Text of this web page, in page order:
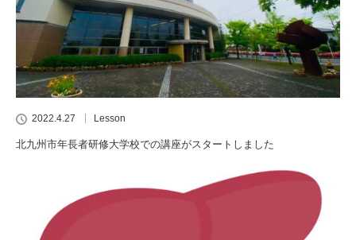
2022.4.27 Lesson
北九州市年長者研修大学校での講座がスタートしました